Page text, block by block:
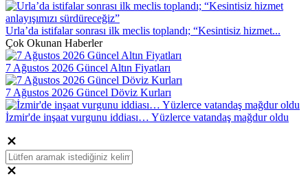
Urla’da istifalar sonrası ilk meclis toplandı; “Kesintisiz hizmet...
Çok Okunan Haberler
7 Ağustos 2026 Güncel Altın Fiyatları
7 Ağustos 2026 Güncel Döviz Kurları
İzmir'de inşaat vurgunu iddiası… Yüzlerce vatandaş mağdur oldu